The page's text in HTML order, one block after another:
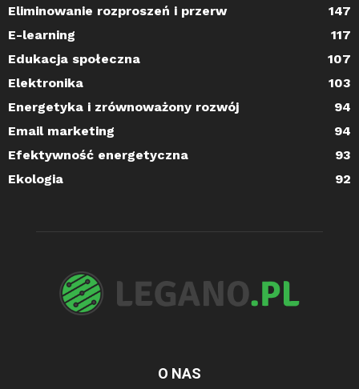
Eliminowanie rozproszeń i przerw
147
E-learning
117
Edukacja społeczna
107
Elektronika
103
Energetyka i zrównoważony rozwój
94
Email marketing
94
Efektywność energetyczna
93
Ekologia
92
O NAS